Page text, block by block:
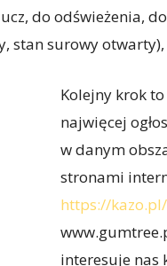
do odświeżenia,
stan surowy otwarty),
Kolejny krok
najwięcej
w danym
stronami
https://
interesuje nas